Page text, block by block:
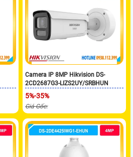
Camera IP 8MP Hikvision DS-
2CD2687G3-LIZS2UY/SRBHUN
5%-35%
Giá Gốc: